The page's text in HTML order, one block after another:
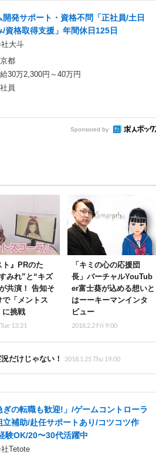
開発サポート・資格不問「正社員/土日
/資格取得支援」年間休日125日
大斗
都
給30万2,300円～40万円
員
Sponsored by
ト』PRのた
みれ”と“キズ
共演！ 告知そ
で「メントス
に挑戦
13:21
「キミの心の応援団
長」バーチャルYouTub
er富士葵が込める想いと
はーーキーマンインタ
ビュー
2018.2.2 Fri 9:00
だけじゃない！ 2018.1.25 Thu 19:00
ぎの転職も歓迎!」/ゲームコントローラ
立補助/赴任サポートあり/コツコツ作
験OK/20〜30代活躍中
Tetote